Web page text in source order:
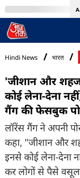
MumbaiTak
Hindi News भारत
'जीशान और
कोई लेना-देना
गैंग की फेसबुक
लॉरेंस गैंग ने अपनी
कहा, "जीशान और
इनसे कोई लेना-देना
कर लोगों से पैसे